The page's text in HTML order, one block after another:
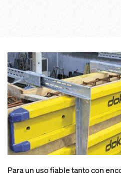
Para un uso fiable tanto con